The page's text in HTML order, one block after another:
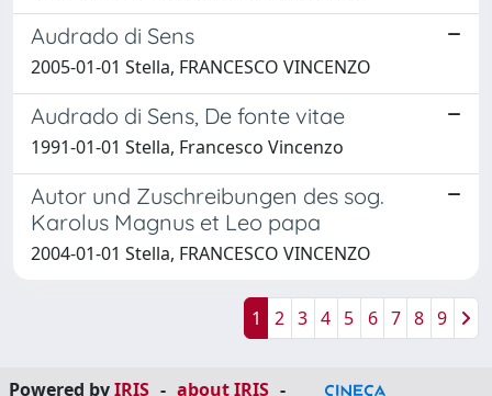
Audrado di Sens
2005-01-01 Stella, FRANCESCO VINCENZO
Audrado di Sens, De fonte vitae
1991-01-01 Stella, Francesco Vincenzo
Autor und Zuschreibungen des sog.
Karolus Magnus et Leo papa
2004-01-01 Stella, FRANCESCO VINCENZO
1 2 3 4 5 6 7 8 9
Powered byIRIS - about IRIS -